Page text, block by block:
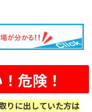
危険！
りに出していた方は